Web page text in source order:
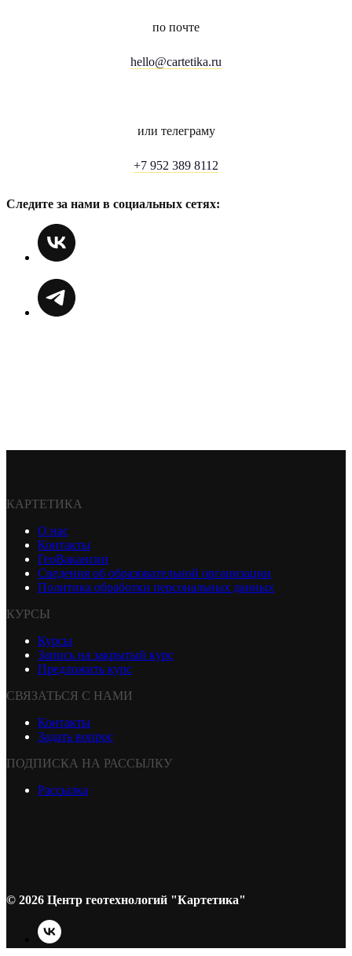
по почте
hello@cartetika.ru
или телеграму
+7 952 389 8112
Следите за нами в социальных сетях:
КАРТЕТИКА
О нас
Контакты
ГеоВакансии
Сведения об образовательной организации
Политика обработки персональных данных
КУРСЫ
Курсы
Запись на закрытый курс
Предложить курс
СВЯЗАТЬСЯ С НАМИ
Контакты
Задать вопрос
ПОДПИСКА НА РАССЫЛКУ
Рассылка
© 2026 Центр геотехнологий "Картетика"